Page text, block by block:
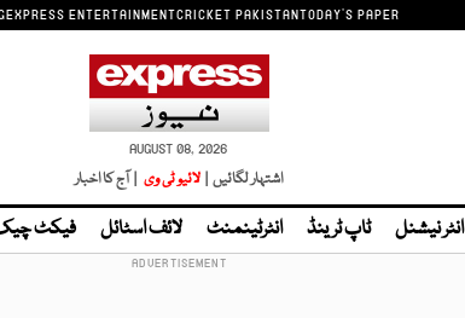
EXPRESS ENTERTAINMENTCRICKET PAKISTANTODAY'S PAPER
AUGUST 08, 2026
اشتہار لگائیں | لائیو ٹی وی | آج کا اخبار
انٹر نیشنل ٹاپ ٹرینڈ انٹرٹینمنٹ لائف اسٹائل فیکٹ